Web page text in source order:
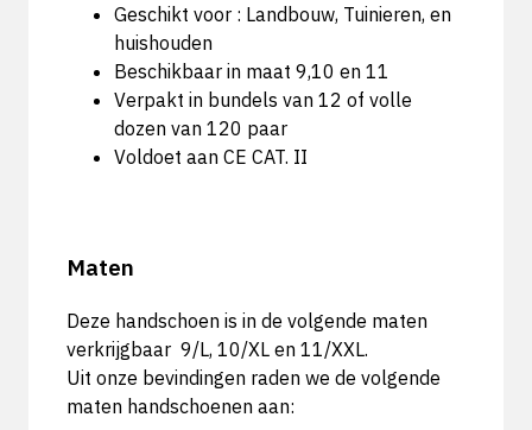
Geschikt voor : Landbouw, Tuinieren, en
huishouden
Beschikbaar in maat 9,10 en 11
Verpakt in bundels van 12 of volle
dozen van 120 paar
Voldoet aan CE CAT. II
Maten
Deze handschoen is in de volgende maten
verkrijgbaar 9/L, 10/XL en 11/XXL.
Uit onze bevindingen raden we de volgende
maten handschoenen aan: